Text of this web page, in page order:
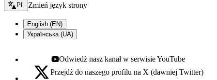
Zmień język - bieżący:
PL Zmień język strony
English (EN)
Українська (UA)
Youtube - otwiera się w nowej karcie
Odwiedź nasz kanał w serwisie YouTube
X - otwiera się w nowej karcie
Przejdź do naszego profilu na X (dawniej Twitter)